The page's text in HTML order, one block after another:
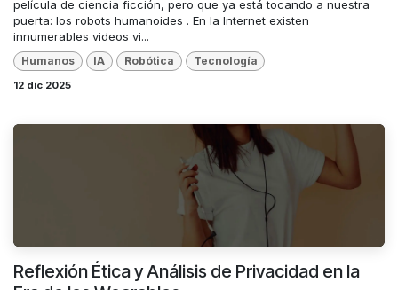
película de ciencia ficción, pero que ya está tocando a nuestra
puerta: los robots humanoides . En la Internet existen
innumerables videos vi...
Humanos IA Robótica Tecnología
12 dic 2025
Reflexión Ética y Análisis de Privacidad en la